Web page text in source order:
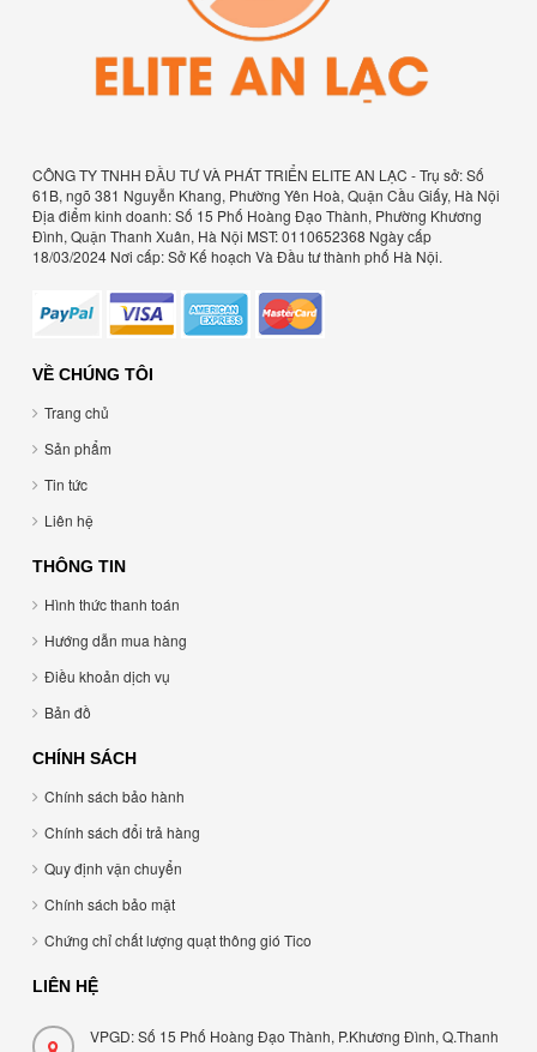
CÔNG TY TNHH ĐẦU TƯ VÀ PHÁT TRIỂN ELITE AN LẠC - Trụ sở: Số
61B, ngõ 381 Nguyễn Khang, Phường Yên Hoà, Quận Cầu Giấy, Hà Nội
Địa điểm kinh doanh: Số 15 Phố Hoàng Đạo Thành, Phường Khương
Đình, Quận Thanh Xuân, Hà Nội MST: 0110652368 Ngày cấp
18/03/2024 Nơi cấp: Sở Kế hoạch Và Đầu tư thành phố Hà Nội.
VỀ CHÚNG TÔI
Trang chủ
Sản phẩm
Tin tức
Liên hệ
THÔNG TIN
Hình thức thanh toán
Hướng dẫn mua hàng
Điều khoản dịch vụ
Bản đồ
CHÍNH SÁCH
Chính sách bảo hành
Chính sách đổi trả hàng
Quy định vận chuyển
Chính sách bảo mật
Chứng chỉ chất lượng quạt thông gió Tico
LIÊN HỆ
VPGD: Số 15 Phố Hoàng Đạo Thành, P.Khương Đình, Q.Thanh